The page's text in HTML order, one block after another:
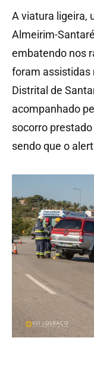
A viatura ligeira,
Almeirim-
embatendo nos
foram assistidas
Distrital de
acompanhado
socorro
sendo que o